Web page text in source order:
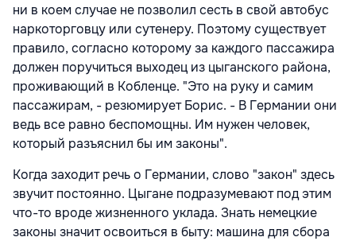
ни в коем случае не позволил сесть в свой автобус
наркоторговцу или сутенеру. Поэтому существует
правило, согласно которому за каждого пассажира
должен поручиться выходец из цыганского района,
проживающий в Кобленце. "Это на руку и самим
пассажирам, - резюмирует Борис. - В Германии они
ведь все равно беспомощны. Им нужен человек,
который разъяснил бы им законы".
Когда заходит речь о Германии, слово "закон" здесь
звучит постоянно. Цыгане подразумевают под этим
что-то вроде жизненного уклада. Знать немецкие
законы значит освоиться в быту: машина для сбора